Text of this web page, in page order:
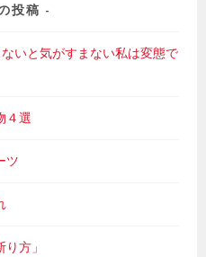
投稿
いと気がすまない私は変態で
４選
ツ
方」